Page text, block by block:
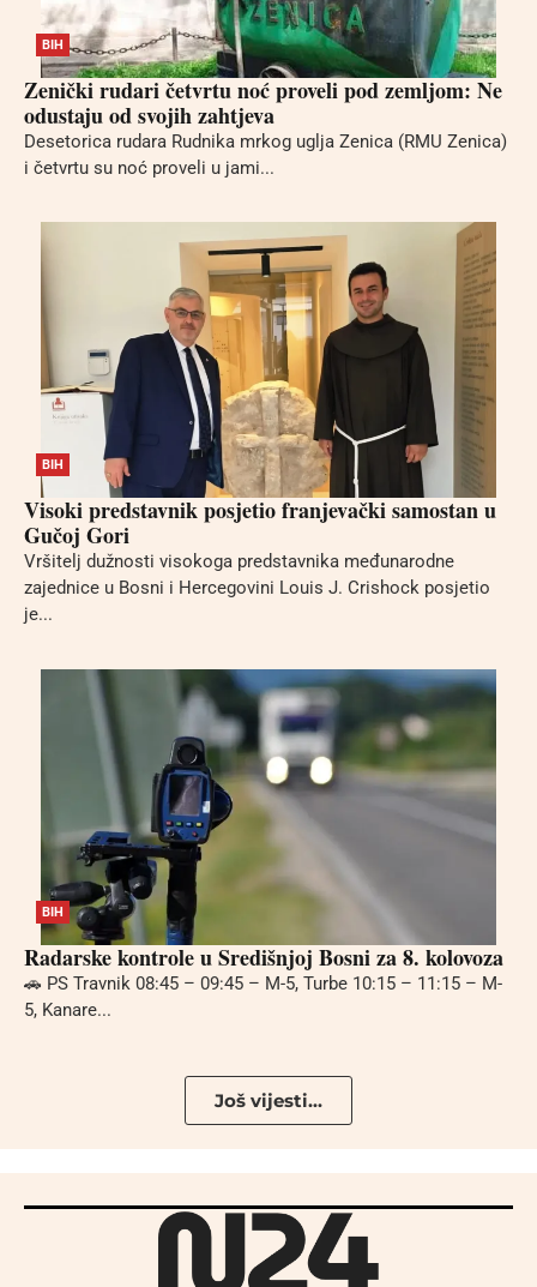
BIH
Zenički rudari četvrtu noć proveli pod zemljom: Ne
odustaju od svojih zahtjeva
Desetorica rudara Rudnika mrkog uglja Zenica (RMU Zenica)
i četvrtu su noć proveli u jami...
BIH
Visoki predstavnik posjetio franjevački samostan u
Gučoj Gori
Vršitelj dužnosti visokoga predstavnika međunarodne
zajednice u Bosni i Hercegovini Louis J. Crishock posjetio
je...
BIH
Radarske kontrole u Središnjoj Bosni za 8. kolovoza
🚗 PS Travnik 08:45 – 09:45 – M-5, Turbe 10:15 – 11:15 – M-
5, Kanare...
Još vijesti...